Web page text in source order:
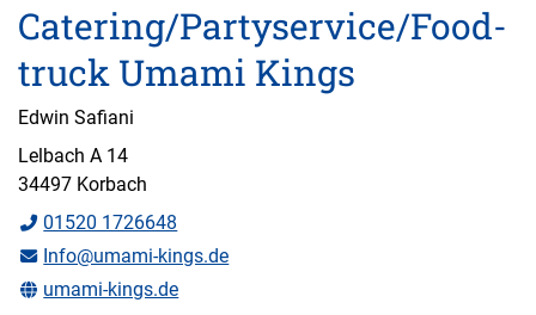
Catering/Partyservice/Food-
truck Umami Kings
Edwin Safiani
Lelbach A 14
34497 Korbach
01520 1726648
Info@umami-kings.de
umami-kings.de